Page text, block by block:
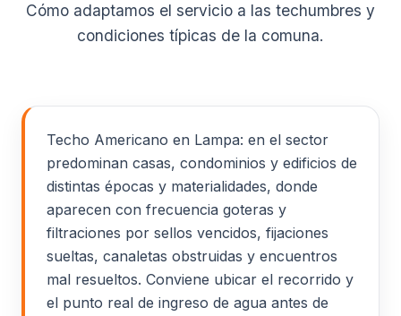
Cómo adaptamos el servicio a las techumbres y
condiciones típicas de la comuna.
Techo Americano en Lampa: en el sector
predominan casas, condominios y edificios de
distintas épocas y materialidades, donde
aparecen con frecuencia goteras y
filtraciones por sellos vencidos, fijaciones
sueltas, canaletas obstruidas y encuentros
mal resueltos. Conviene ubicar el recorrido y
el punto real de ingreso de agua antes de